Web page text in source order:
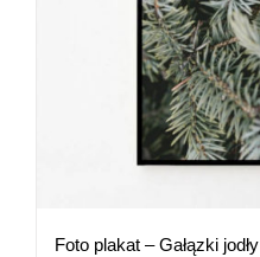
Foto plakat – Gałązki jodły